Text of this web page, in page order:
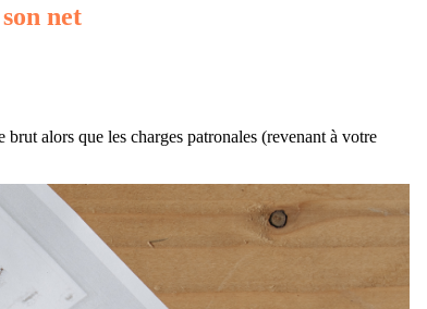
net
alors que les charges patronales (revenant à votre